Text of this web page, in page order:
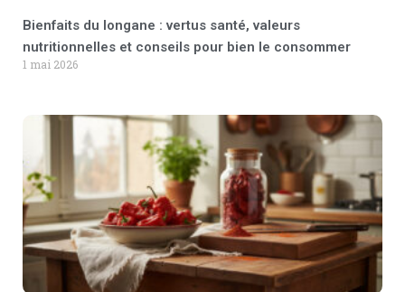
Bienfaits du longane : vertus santé, valeurs
nutritionnelles et conseils pour bien le consommer
1 mai 2026